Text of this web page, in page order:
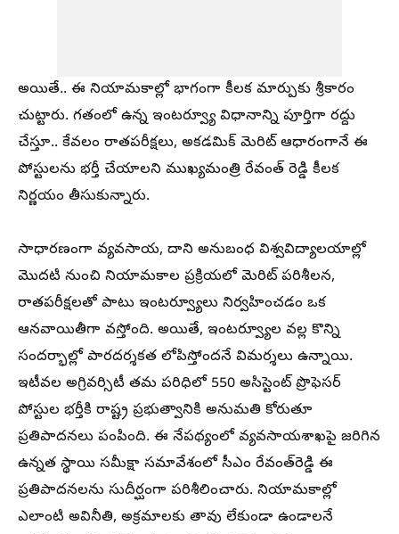
అయితే.. ఈ నియామకాల్లో భాగంగా కీలక మార్పుకు శ్రీకారం
చుట్టారు. గతంలో ఉన్న ఇంటర్వ్యూ విధానాన్ని పూర్తిగా రద్దు
చేస్తూ.. కేవలం రాతపరీక్షలు, అకడమిక్ మెరిట్ ఆధారంగానే ఈ
పోస్టులను భర్తీ చేయాలని ముఖ్యమంత్రి రేవంత్‌ రెడ్డి కీలక
నిర్ణయం తీసుకున్నారు.
సాధారణంగా వ్యవసాయ, దాని అనుబంధ విశ్వవిద్యాలయాల్లో
మొదటి నుంచి నియామకాల ప్రక్రియలో మెరిట్‌ పరిశీలన,
రాతపరీక్షలతో పాటు ఇంటర్వ్యూలు నిర్వహించడం ఒక
ఆనవాయితీగా వస్తోంది. అయితే, ఇంటర్వ్యూల వల్ల కొన్ని
సందర్భాల్లో పారదర్శకత లోపిస్తోందనే విమర్శలు ఉన్నాయి.
ఇటీవల అగ్రివర్సిటీ తమ పరిధిలో 550 అసిస్టెంట్‌ ప్రొఫెసర్‌
పోస్టుల భర్తీకి రాష్ట్ర ప్రభుత్వానికి అనుమతి కోరుతూ
ప్రతిపాదనలు పంపింది. ఈ నేపథ్యంలో వ్యవసాయశాఖపై జరిగిన
ఉన్నత స్థాయి సమీక్షా సమావేశంలో సీఎం రేవంత్‌రెడ్డి ఈ
ప్రతిపాదనలను సుదీర్ఘంగా పరిశీలించారు. నియామకాల్లో
ఎలాంటి అవినీతి, అక్రమాలకు తావు లేకుండా ఉండాలనే